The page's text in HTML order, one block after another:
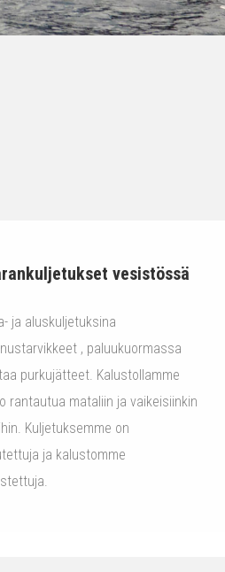
vesistössä
ja aluskuljetuksina
, paluukuormassa
purkujätteet. Kalustollamme
rantautua mataliin ja vaikeisiinkin
Kuljetuksemme on
ja kalustomme